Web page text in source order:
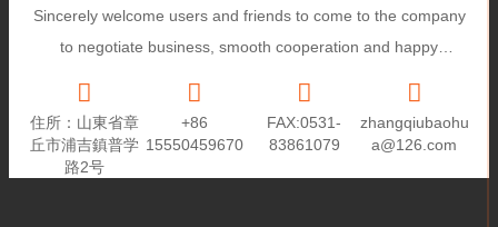
Sincerely welcome users and friends to come to the company
to negotiate business, smooth cooperation and happy
住所：山東省章
丘市浦吉鎮普学
路2号
+86
15550459670
FAX:0531-
83861079
zhangqiubaohu
a@126.com